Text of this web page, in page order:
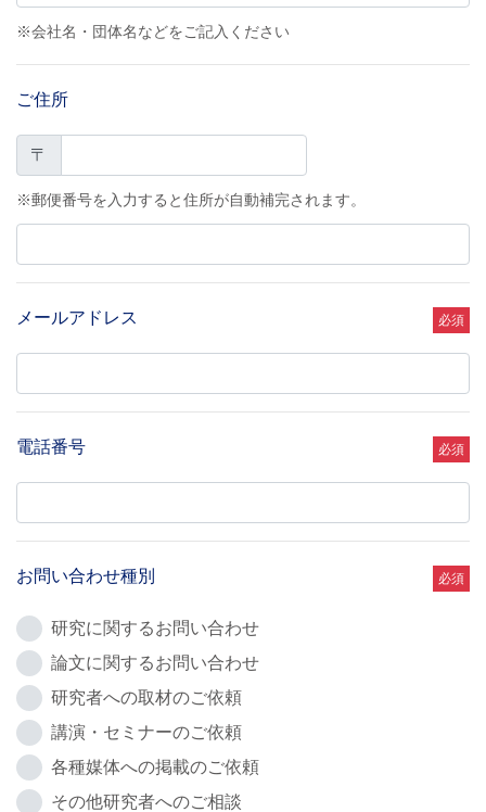
※会社名・団体名などをご記入ください
ご住所
〒
※郵便番号を入力すると住所が自動補完されます。
メールアドレス 必須
電話番号 必須
お問い合わせ種別 必須
研究に関するお問い合わせ
論文に関するお問い合わせ
研究者への取材のご依頼
講演・セミナーのご依頼
各種媒体への掲載のご依頼
その他研究者へのご相談